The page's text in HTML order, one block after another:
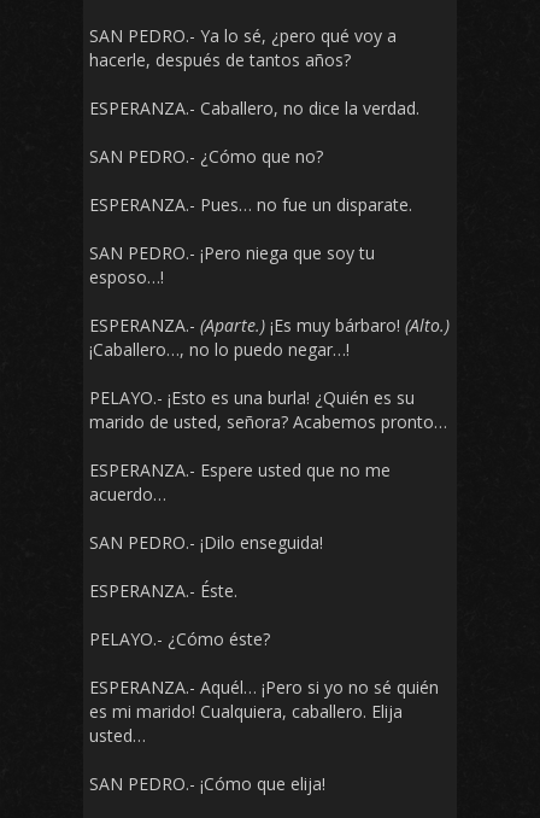
SAN PEDRO.- Ya lo sé, ¿pero qué voy a
hacerle, después de tantos años?
ESPERANZA.- Caballero, no dice la verdad.
SAN PEDRO.- ¿Cómo que no?
ESPERANZA.- Pues… no fue un disparate.
SAN PEDRO.- ¡Pero niega que soy tu
esposo…!
ESPERANZA.- (Aparte.) ¡Es muy bárbaro! (Alto.)
¡Caballero…, no lo puedo negar…!
PELAYO.- ¡Esto es una burla! ¿Quién es su
marido de usted, señora? Acabemos pronto…
ESPERANZA.- Espere usted que no me
acuerdo…
SAN PEDRO.- ¡Dilo enseguida!
ESPERANZA.- Éste.
PELAYO.- ¿Cómo éste?
ESPERANZA.- Aquél… ¡Pero si yo no sé quién
es mi marido! Cualquiera, caballero. Elija
usted…
SAN PEDRO.- ¡Cómo que elija!